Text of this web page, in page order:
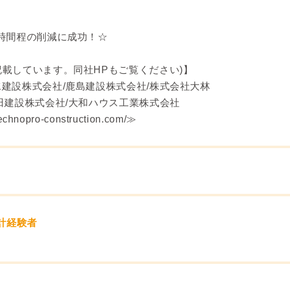
間程の削減に成功！☆
しています。同社HPもご覧ください)】
設株式会社/鹿島建設株式会社/株式会社大林
設株式会社/大和ハウス工業株式会社
construction.com/≫
経験者